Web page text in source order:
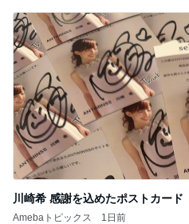
川崎希 感謝を込めたポストカード
Amebaトピックス 1日前